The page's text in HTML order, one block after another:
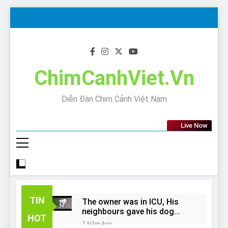
ChimCanhViet.Vn
Diễn Đàn Chim Cảnh Việt Nam
Live Now
TIN
HOT
The owner was in ICU, His
neighbours gave his dog
away!
7 Năm Ago